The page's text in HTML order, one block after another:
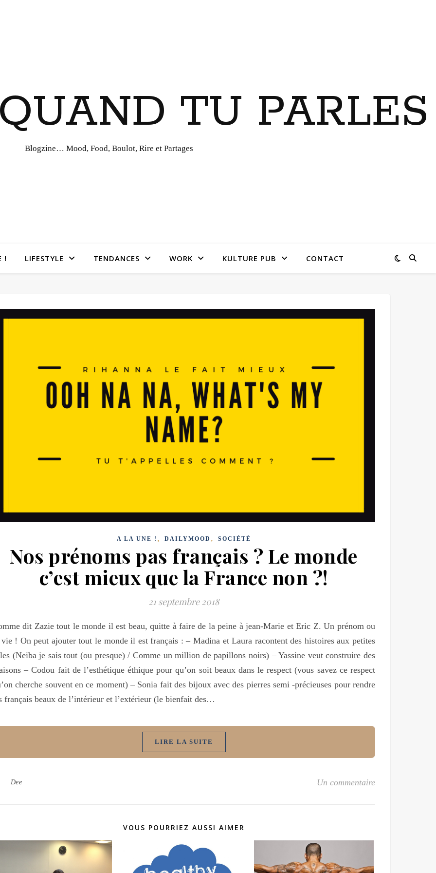
TU PARLES
Blogzine… Mood, Food, Boulot, Rire et Partages
! LIFESTYLE TENDANCES WORK KULTURE PUB CONTACT
A LA UNE ! , DAILYMOOD , SOCIÉTÉ
Nos prénoms pas français ? Le monde
c’est mieux que la France non ?!
21 septembre 2018
dit Zazie tout le monde il est beau, quitte à faire de la peine à jean-Marie et Eric Z. Un prénom ou
! On peut ajouter tout le monde il est français : – Madina et Laura racontent des histoires aux petites
(Neiba je sais tout (ou presque) / Comme un million de papillons noirs) – Yassine veut construire des
– Codou fait de l’esthétique éthique pour qu’on soit beaux dans le respect (vous savez ce respect
cherche souvent en ce moment) – Sonia fait des bijoux avec des pierres semi -précieuses pour rendre
français beaux de l’intérieur et l’extérieur (le bienfait des…
LIRE LA SUITE
Dee Un commentaire
VOUS POURRIEZ AUSSI AIMER